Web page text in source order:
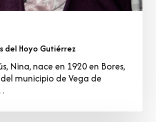
del Hoyo Gutiérrez
Nina, nace en 1920 en Bores,
municipio de Vega de